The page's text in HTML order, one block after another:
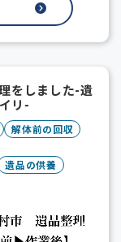
をしました-遺
リ-
解体前の回収
遺品の供養